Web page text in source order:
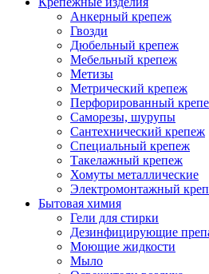
Анкерный крепеж
Гвозди
Дюбельный крепеж
Мебельный крепеж
Метизы
Метрический крепеж
Перфорированный
Саморезы, шурупы
Сантехнический крепеж
Специальный крепеж
Такелажный крепеж
Хомуты металлические
Электромонтажный
Бытовая химия
Гели для стирки
Дезинфицирующие
Моющие жидкости
Мыло